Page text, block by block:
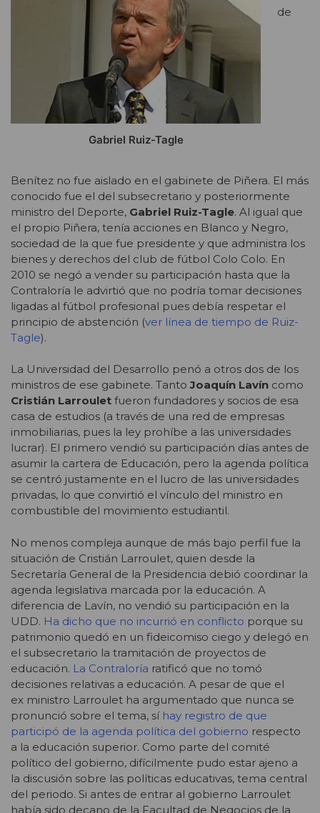
Gabriel Ruiz-Tagle
de
Benítez no fue aislado en el gabinete de Piñera. El más
conocido fue el del subsecretario y posteriormente
ministro del Deporte, Gabriel Ruiz-Tagle. Al igual que
el propio Piñera, tenía acciones en Blanco y Negro,
sociedad de la que fue presidente y que administra los
bienes y derechos del club de fútbol Colo Colo. En
2010 se negó a vender su participación hasta que la
Contraloría le advirtió que no podría tomar decisiones
ligadas al fútbol profesional pues debía respetar el
principio de abstención (ver línea de tiempo de Ruiz-
Tagle).
La Universidad del Desarrollo penó a otros dos de los
ministros de ese gabinete. TantoJoaquín Lavín como
Cristián Larroulet fueron fundadores y socios de esa
casa de estudios (a través de una red de empresas
inmobiliarias, pues la ley prohíbe a las universidades
lucrar). El primero vendió su participación días antes de
asumir la cartera de Educación, pero la agenda política
se centró justamente en el lucro de las universidades
privadas, lo que convirtió el vínculo del ministro en
combustible del movimiento estudiantil.
No menos compleja aunque de más bajo perfil fue la
situación de Cristián Larroulet, quien desde la
Secretaría General de la Presidencia debió coordinar la
agenda legislativa marcada por la educación. A
diferencia de Lavín, no vendió su participación en la
UDD. Ha dicho que no incurrió en conflicto porque su
patrimonio quedó en un fideicomiso ciego y delegó en
el subsecretario la tramitación de proyectos de
educación. La Contraloría ratificó que no tomó
decisiones relativas a educación. A pesar de que el
ex ministro Larroulet ha argumentado que nunca se
pronunció sobre el tema, sí hay registro de que
participó de la agenda política del gobierno respecto
a la educación superior. Como parte del comité
político del gobierno, difícilmente pudo estar ajeno a
la discusión sobre las políticas educativas, tema central
del periodo. Si antes de entrar al gobierno Larroulet
había sido decano de la Facultad de Negocios de la